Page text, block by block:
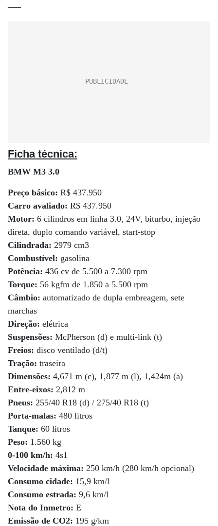
—–
Ficha técnica:
BMW M3 3.0
Preço básico: R$ 437.950
Carro avaliado: R$ 437.950
Motor: 6 cilindros em linha 3.0, 24V, biturbo, injeção
direta, duplo comando variável, start-stop
Cilindrada: 2979 cm3
Combustível: gasolina
Potência: 436 cv de 5.500 a 7.300 rpm
Torque: 56 kgfm de 1.850 a 5.500 rpm
Câmbio: automatizado de dupla embreagem, sete
marchas
Direção: elétrica
Suspensões: McPherson (d) e multi-link (t)
Freios: disco ventilado (d/t)
Tração: traseira
Dimensões: 4,671 m (c), 1,877 m (l), 1,424m (a)
Entre-eixos: 2,812 m
Pneus: 255/40 R18 (d) / 275/40 R18 (t)
Porta-malas: 480 litros
Tanque: 60 litros
Peso: 1.560 kg
0-100 km/h: 4s1
Velocidade máxima: 250 km/h (280 km/h opcional)
Consumo cidade: 15,9 km/l
Consumo estrada: 9,6 km/l
Nota do Inmetro: E
Emissão de CO2: 195 g/km